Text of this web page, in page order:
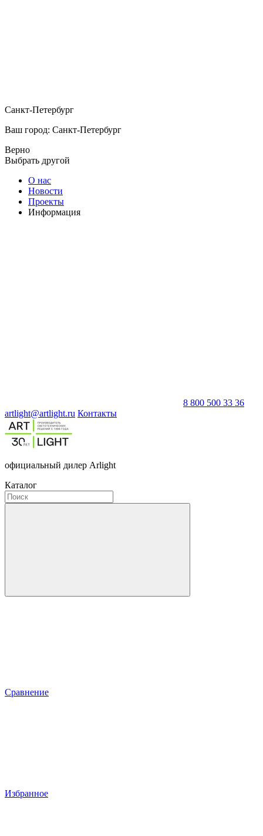
Санкт-Петербург
Ваш город: Санкт-Петербург
Верно
Выбрать другой
О нас
Новости
Проекты
Информация
8 800 500 33 36
artlight@artlight.ru Контакты
официальный дилер Arlight
Каталог
Сравнение
Избранное